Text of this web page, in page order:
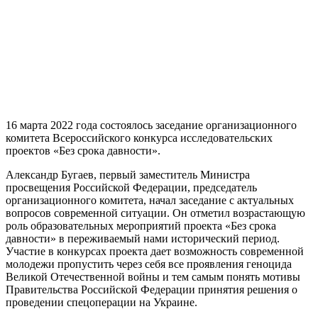
16 марта 2022 года состоялось заседание организационного
комитета Всероссийского конкурса исследовательских
проектов «Без срока давности».
Александр Бугаев, первый заместитель Министра
просвещения Российской Федерации, председатель
организационного комитета, начал заседание с актуальных
вопросов современной ситуации. Он отметил возрастающую
роль образовательных мероприятий проекта «Без срока
давности» в переживаемый нами исторический период.
Участие в конкурсах проекта дает возможность современной
молодежи пропустить через себя все проявления геноцида
Великой Отечественной войны и тем самым понять мотивы
Правительства Российской Федерации принятия решения о
проведении спецоперации на Украине.